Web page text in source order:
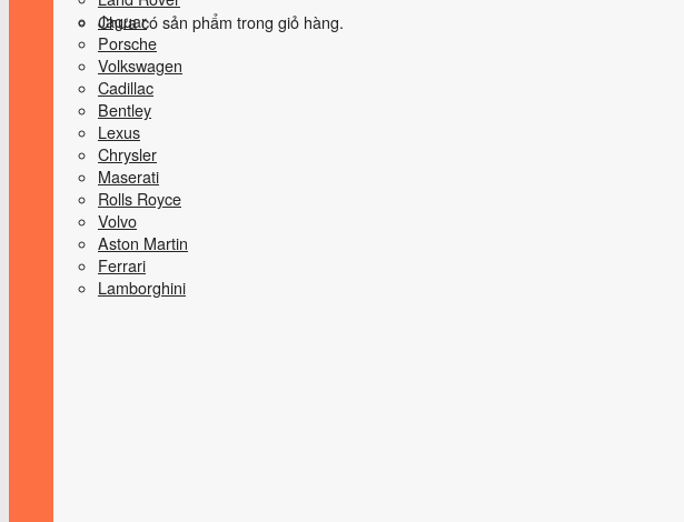
Chưa có sản phẩm trong giỏ hàng.
Jaguar
Porsche
Volkswagen
Cadillac
Bentley
Lexus
Chrysler
Maserati
Rolls Royce
Volvo
Aston Martin
Ferrari
Lamborghini